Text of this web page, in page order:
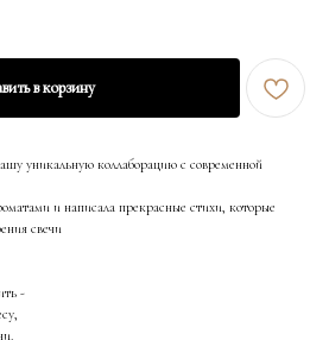
в корзину
уникальную коллаборацию с современной
и написала прекрасные стихи, которые
свечи
-